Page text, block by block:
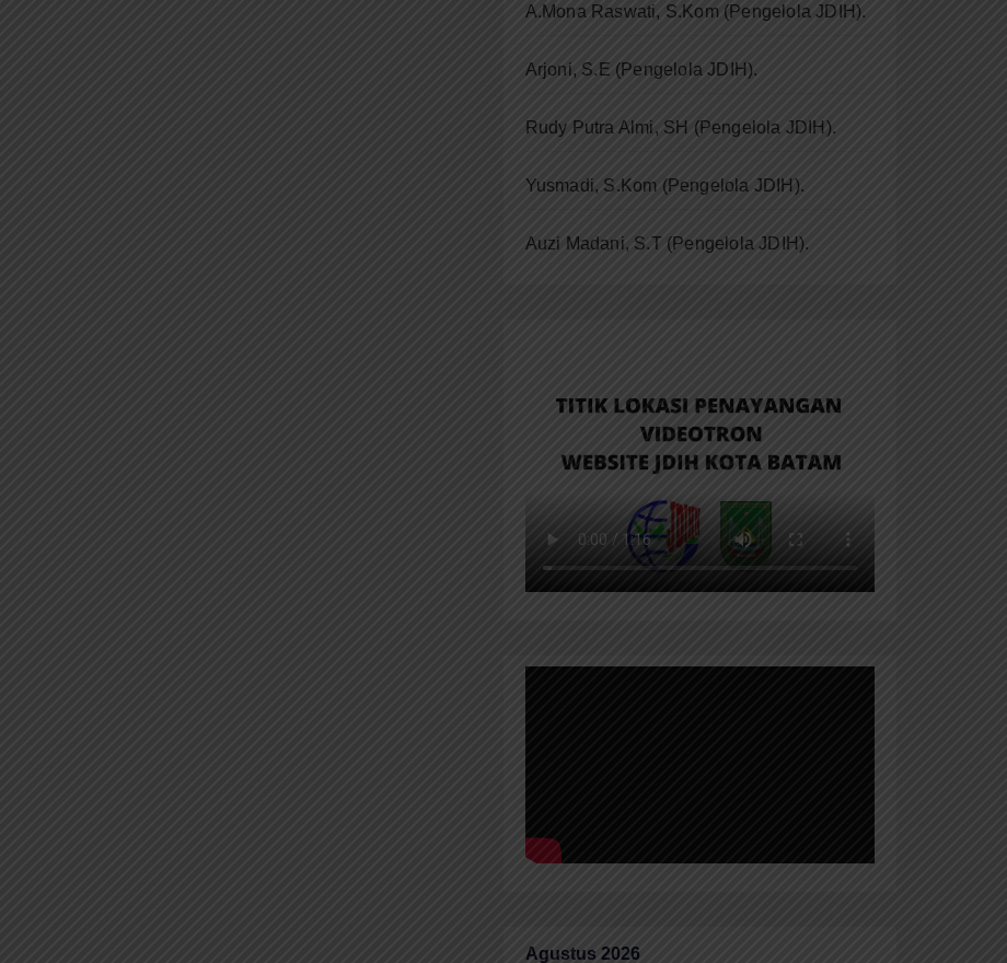
A.Mona Raswati, S.Kom (Pengelola JDIH).
Arjoni, S.E (Pengelola JDIH).
Rudy Putra Almi, SH (Pengelola JDIH).
Yusmadi, S.Kom (Pengelola JDIH).
Auzi Madani, S.T (Pengelola JDIH).
Agustus 2026